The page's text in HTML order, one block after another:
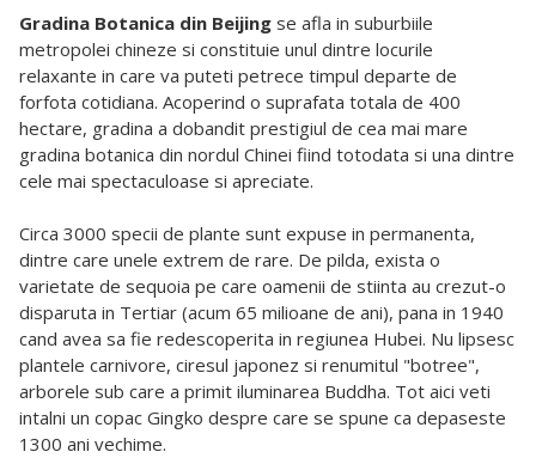
Gradina Botanica din Beijing se afla in suburbiile
metropolei chineze si constituie unul dintre locurile
relaxante in care va puteti petrece timpul departe de
forfota cotidiana. Acoperind o suprafata totala de 400
hectare, gradina a dobandit prestigiul de cea mai mare
gradina botanica din nordul Chinei fiind totodata si una dintre
cele mai spectaculoase si apreciate.
Circa 3000 specii de plante sunt expuse in permanenta,
dintre care unele extrem de rare. De pilda, exista o
varietate de sequoia pe care oamenii de stiinta au crezut-o
disparuta in Tertiar (acum 65 milioane de ani), pana in 1940
cand avea sa fie redescoperita in regiunea Hubei. Nu lipsesc
plantele carnivore, ciresul japonez si renumitul "botree",
arborele sub care a primit iluminarea Buddha. Tot aici veti
intalni un copac Gingko despre care se spune ca depaseste
1300 ani vechime.